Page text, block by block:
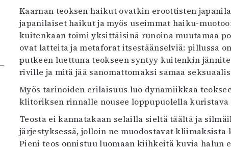
Kaarnan teoksen haikut ovatkin eroottisten
japanilaiset haikut ja myös useimmat haiku-
kuitenkaan toimi yksittäisinä runoina muutamaa
ovat latteita ja metaforat itsestäänselviä: pillussa
putkeen luettuna teokseen syntyy kuitenkin
riville ja mitä jää sanomattomaksi samaa
Myös tarinoiden erilaisuus luo dynamiikkaa
klitoriksen rinnalle nousee loppupuolella
Teosta ei kannatakaan selailla sieltä täältä ja
järjestyksessä, jolloin ne muodostavat
Pieni teos onnistuu luomaan kiihkeitä kuvia halun